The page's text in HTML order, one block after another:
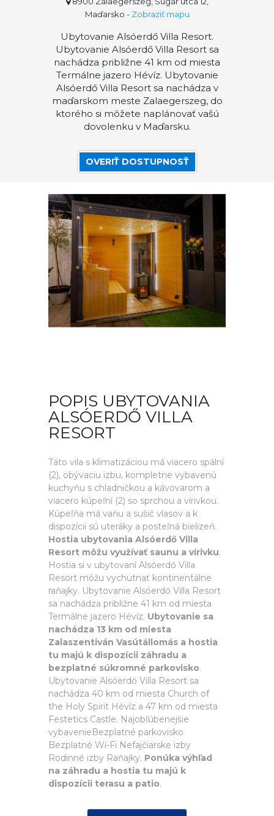
Maďarsko - Zobraziť mapu
Ubytovanie Alsóerdő Villa Resort.
Ubytovanie Alsóerdő Villa Resort sa
nachádza približne 41 km od miesta
Termálne jazero Hévíz. Ubytovanie
Alsóerdő Villa Resort sa nachádza v
maďarskom meste Zalaegerszeg, do
ktorého si môžete naplánovať vašú
dovolenku v Maďarsku.
OVERIŤ DOSTUPNOSŤ
POPIS UBYTOVANIA
ALSÓERDŐ VILLA
RESORT
Táto vila s klimatizáciou má viacero spální
(2), obývaciu izbu, kompletne vybavenú
kuchyňu s chladničkou a kávovarom a
viacero kúpeľní (2) so sprchou a vírivkou.
Kúpeľňa má vaňu a sušič vlasov a k
dispozícii sú uteráky a posteľná bielizeň.
Hostia ubytovania Alsóerdő Villa
Resort môžu využívať saunu a vírivku.
Hostia si v ubytovaní Alsóerdő Villa
Resort môžu vychutnať kontinentálne
raňajky. Ubytovanie Alsóerdő Villa Resort
sa nachádza približne 41 km od miesta
Termálne jazero Hévíz. Ubytovanie sa
nachádza 13 km od miesta
Zalaszentiván Vasútállomás a hostia
tu majú k dispozícii záhradu a
bezplatné súkromné parkovisko.
Ubytovanie Alsóerdő Villa Resort sa
nachádza 40 km od miesta Church of
the Holy Spirit Hévíz a 47 km od miesta
Festetics Castle. Najobľúbenejšie
vybavenieBezplatné parkovisko
Bezplatné Wi-Fi Nefajčiarske izby
Rodinné izby Raňajky. Ponúka výhľad
na záhradu a hostia tu majú k
dispozícii terasu a patio.